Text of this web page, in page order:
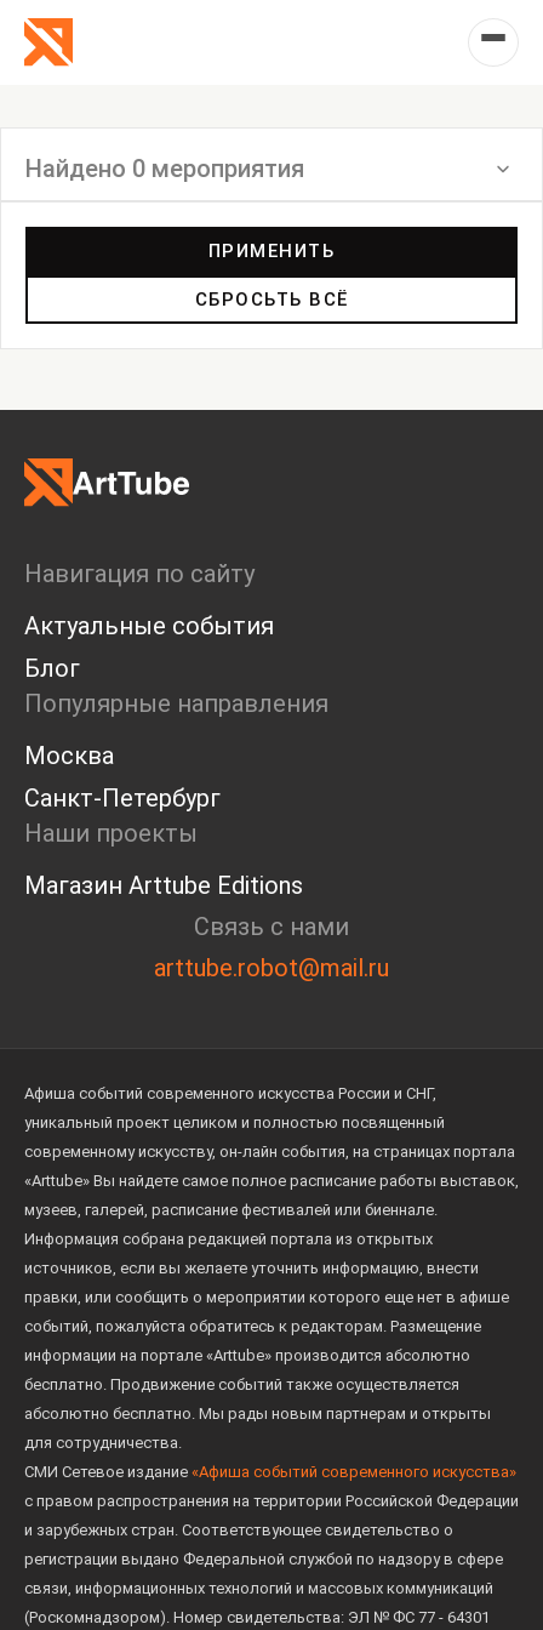
Найдено 0 мероприятия
Дискуссия
Пост-релиз
Пресс-конференция
Ярмарка
Open call
Экскурсия
Дискуссия
Cosmoscow 2024
Blazar 2024
Встречи
Круглый стол
ПРИМЕНИТЬ
СБРОСЬТЬ ВСЁ
Навигация по сайту
Актуальные события
Блог
Популярные направления
Москва
Санкт-Петербург
Наши проекты
Магазин Arttube Editions
Связь с нами
arttube.robot@mail.ru
Афиша событий современного искусства России и СНГ,
уникальный проект целиком и полностью посвященный
современному искусству, он-лайн события, на страницах портала
«Arttube» Вы найдете самое полное расписание работы выставок,
музеев, галерей, расписание фестивалей или биеннале.
Информация собрана редакцией портала из открытых
источников, если вы желаете уточнить информацию, внести
правки, или сообщить о мероприятии которого еще нет в афише
событий, пожалуйста обратитесь к редакторам. Размещение
информации на портале «Arttube» производится абсолютно
бесплатно. Продвижение событий также осуществляется
абсолютно бесплатно. Мы рады новым партнерам и открыты
для сотрудничества.
СМИ Сетевое издание «Афиша событий современного искусства»
с правом распространения на территории Российской Федерации
и зарубежных стран. Соответствующее свидетельство о
регистрации выдано Федеральной службой по надзору в сфере
связи, информационных технологий и массовых коммуникаций
(Роскомнадзором). Номер свидетельства: ЭЛ № ФС 77 - 64301